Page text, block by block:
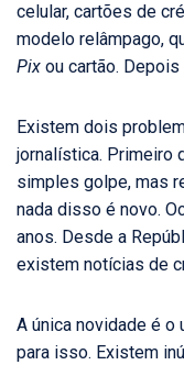
celular, cartões de
modelo relâmpago,
Pix ou cartão.
Existem dois
jornalística. Primeiro
simples golpe, mas
nada disso é novo.
anos. Desde a
existem notícias de
A única novidade é
para isso. Existem